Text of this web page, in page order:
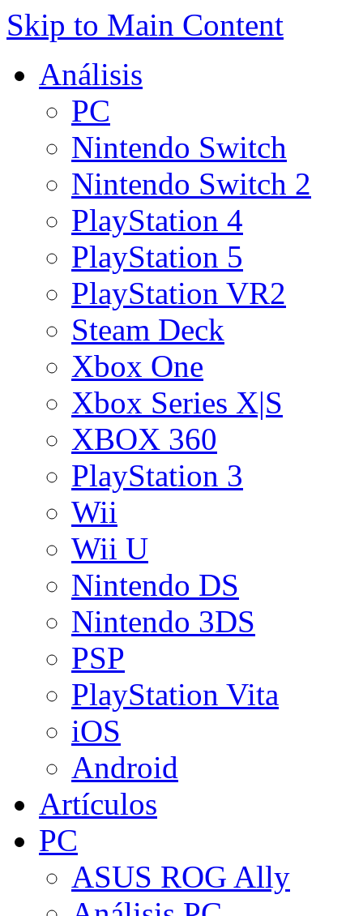
Skip to Main Content
Análisis
PC
Nintendo Switch
Nintendo Switch 2
PlayStation 4
PlayStation 5
PlayStation VR2
Steam Deck
Xbox One
Xbox Series X|S
XBOX 360
PlayStation 3
Wii
Wii U
Nintendo DS
Nintendo 3DS
PSP
PlayStation Vita
iOS
Android
Artículos
PC
ASUS ROG Ally